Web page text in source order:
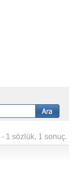
- 1 sözlük, 1 sonuç.